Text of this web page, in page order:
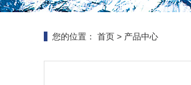
您的位置： 首页 > 产品中心